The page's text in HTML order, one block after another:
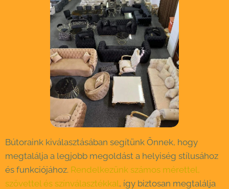
Bútoraink kiválasztásában segítünk Önnek, hogy
megtalálja a legjobb megoldást a helyiség stílusához
és funkciójához. Rendelkezünk számos mérettel,
szövettel és színválasztékkal, így biztosan megtalálja